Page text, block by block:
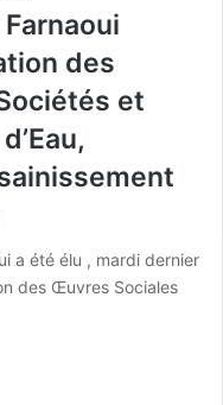
des
et
a été élu , mardi dernier
des Œuvres Sociales